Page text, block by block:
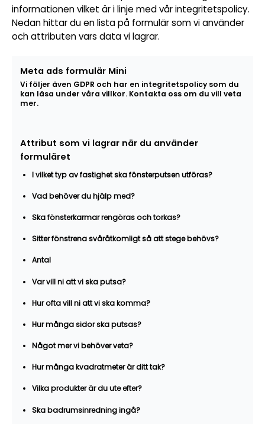
informationen vilket är i linje med vår integritetspolicy.
Nedan hittar du en lista på formulär som vi använder
och attributen vars data vi lagrar.
Meta ads formulär Mini
Vi följer även GDPR och har en integritetspolicy som du
kan läsa under våra villkor. Kontakta oss om du vill veta
mer.
Attribut som vi lagrar när du använder
formuläret
I vilket typ av fastighet ska fönsterputsen utföras?
Vad behöver du hjälp med?
Ska fönsterkarmar rengöras och torkas?
Sitter fönstrena svåråtkomligt så att stege behövs?
Antal
Var vill ni att vi ska putsa?
Hur ofta vill ni att vi ska komma?
Hur många sidor ska putsas?
Något mer vi behöver veta?
Hur många kvadratmeter är ditt tak?
Vilka produkter är du ute efter?
Ska badrumsinredning ingå?